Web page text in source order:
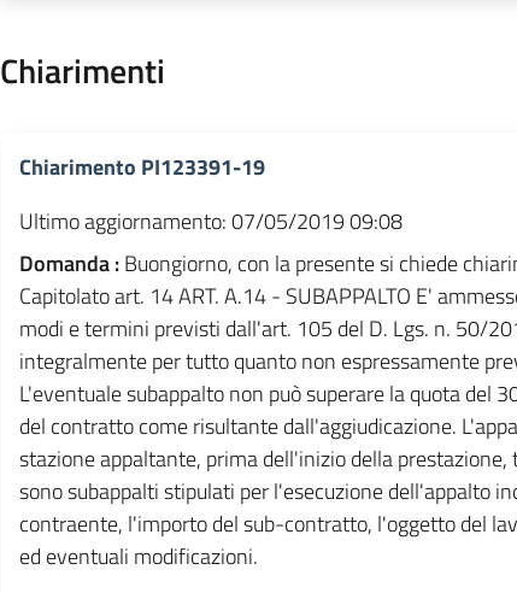
Chiarimenti
Chiarimento PI123391-19
Ultimo aggiornamento:07/05/2019 09:08
Domanda :Buongiorno, con la presente si chiede
Capitolato art. 14 ART. A.14 - SUBAPPALTO E'
modi e termini previsti dall'art. 105 del D. Lgs. n. 50/
integralmente per tutto quanto non espressamente
L'eventuale subappalto non può superare la quota del
del contratto come risultante dall'aggiudicazione.
stazione appaltante, prima dell'inizio della
sono subappalti stipulati per l'esecuzione dell'appalto
contraente, l'importo del sub-contratto, l'oggetto del
ed eventuali modificazioni.